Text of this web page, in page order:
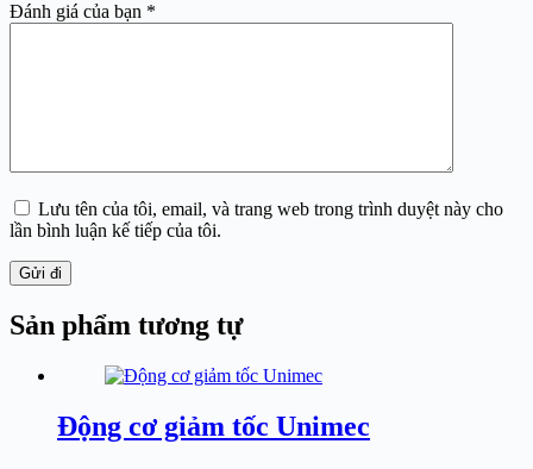
Đánh giá của bạn *
Lưu tên của tôi, email, và trang web trong trình duyệt này cho
lần bình luận kế tiếp của tôi.
Gửi đi
Sản phẩm tương tự
Động cơ giảm tốc Unimec